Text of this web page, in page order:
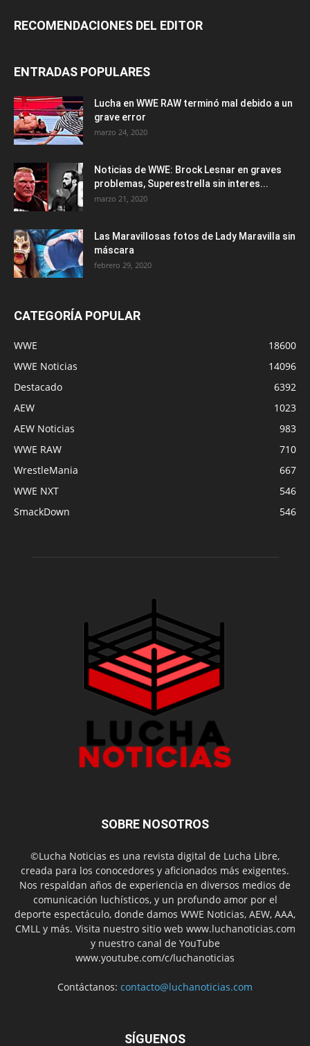
RECOMENDACIONES DEL EDITOR
ENTRADAS POPULARES
Lucha en WWE RAW terminó mal debido a un
grave error
marzo 24, 2020
Noticias de WWE: Brock Lesnar en graves
problemas, Superestrella sin interes...
marzo 21, 2020
Las Maravillosas fotos de Lady Maravilla sin
máscara
febrero 29, 2020
CATEGORÍA POPULAR
WWE
18600
WWE Noticias
14096
Destacado
6392
AEW
1023
AEW Noticias
983
WWE RAW
710
WrestleMania
667
WWE NXT
546
SmackDown
546
SOBRE NOSOTROS
©Lucha Noticias es una revista digital de Lucha Libre,
creada para los conocedores y aficionados más exigentes.
Nos respaldan años de experiencia en diversos medios de
comunicación luchísticos, y un profundo amor por el
deporte espectáculo, donde damos WWE Noticias, AEW, AAA,
CMLL y más. Visita nuestro sitio web www.luchanoticias.com
y nuestro canal de YouTube
www.youtube.com/c/luchanoticias
Contáctanos: contacto@luchanoticias.com
SÍGUENOS